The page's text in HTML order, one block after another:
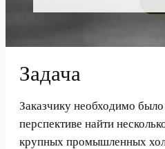
Задача
Заказчику необходимо
перспективе найти
крупных промышленных